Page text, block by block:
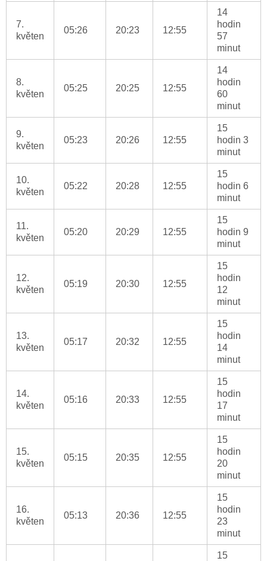
7.
květen
05:26 20:23 12:55
14
hodin
57
minut
8.
květen
05:25 20:25 12:55
14
hodin
60
minut
9.
květen
05:23 20:26 12:55
15
hodin 3
minut
10.
květen
05:22 20:28 12:55
15
hodin 6
minut
11.
květen
05:20 20:29 12:55
15
hodin 9
minut
12.
květen
05:19 20:30 12:55
15
hodin
12
minut
13.
květen
05:17 20:32 12:55
15
hodin
14
minut
14.
květen
05:16 20:33 12:55
15
hodin
17
minut
15.
květen
05:15 20:35 12:55
15
hodin
20
minut
16.
květen
05:13 20:36 12:55
15
hodin
23
minut
15